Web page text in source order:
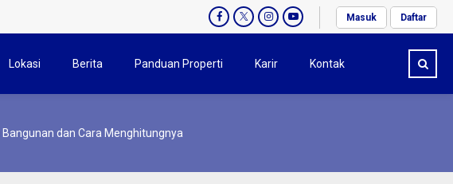
Masuk Daftar
Lokasi Berita Panduan Properti Karir Kontak
dan Cara Menghitungnya